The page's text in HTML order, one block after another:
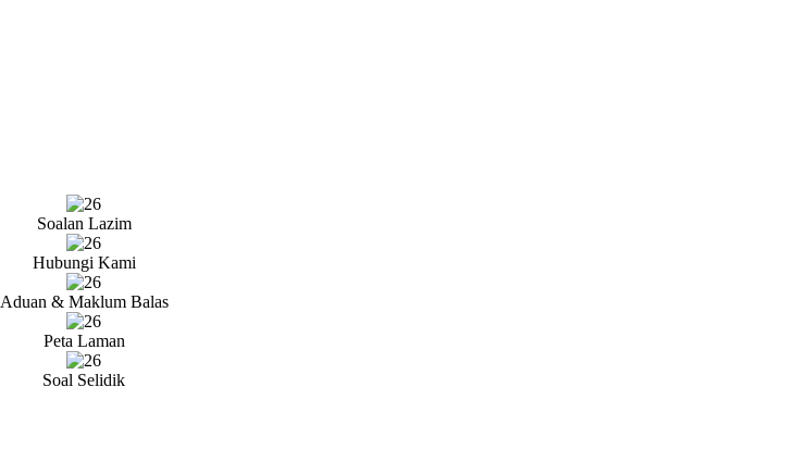
Soalan Lazim
Hubungi Kami
Aduan & Maklum Balas
Peta Laman
Soal Selidik